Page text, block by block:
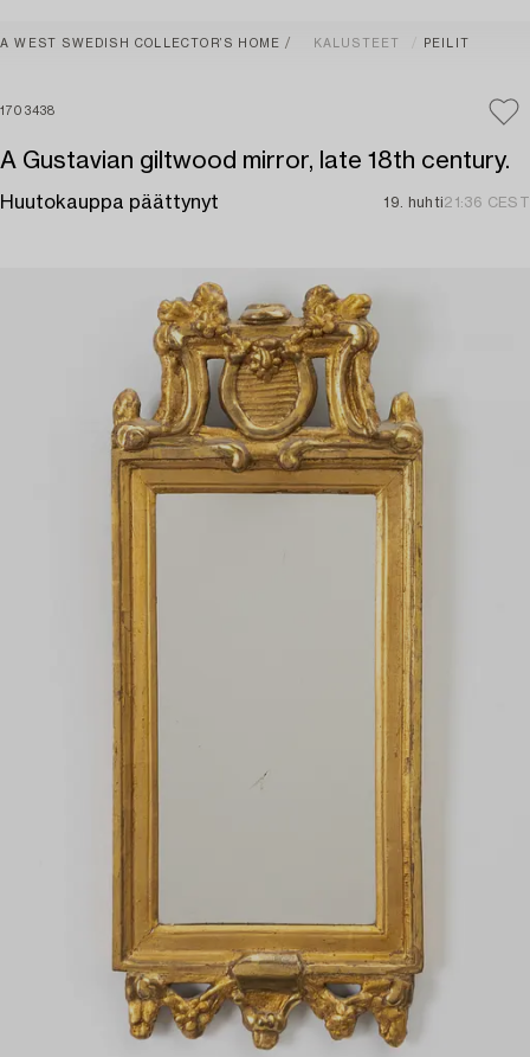
A WEST SWEDISH COLLECTOR’S HOME KALUSTEET PEILIT
1703438
A Gustavian giltwood mirror, late 18th century.
Huutokauppa päättynyt 19. huhti21:36 CEST